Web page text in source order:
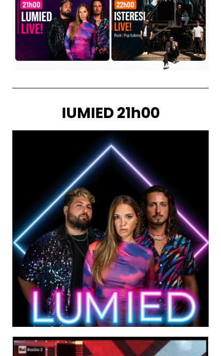
IUMIED 21h00